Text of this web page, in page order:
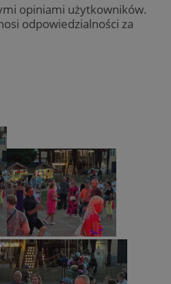
opiniami użytkowników.
odpowiedzialności za